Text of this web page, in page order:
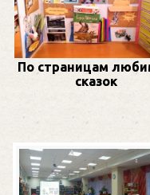
По страницам
сказок